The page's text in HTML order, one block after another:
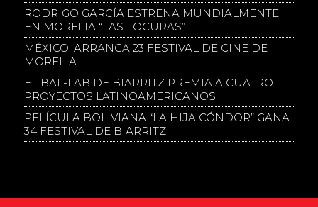
RODRIGO GARCÍA ESTRENA MUNDIALMENTE
EN MORELIA “LAS LOCURAS”
MÉXICO: ARRANCA 23 FESTIVAL DE CINE DE
MORELIA
EL BAL-LAB DE BIARRITZ PREMIA A CUATRO
PROYECTOS LATINOAMERICANOS
PELÍCULA BOLIVIANA “LA HIJA CÓNDOR” GANA
34 FESTIVAL DE BIARRITZ